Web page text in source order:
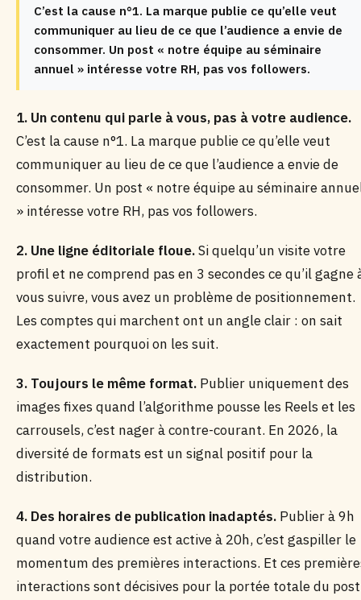
C’est la cause n°1. La marque publie ce qu’elle veut
communiquer au lieu de ce que l’audience a envie de
consommer. Un post « notre équipe au séminaire
annuel » intéresse votre RH, pas vos followers.
1. Un contenu qui parle à vous, pas à votre audience.
C’est la cause n°1. La marque publie ce qu’elle veut
communiquer au lieu de ce que l’audience a envie de
consommer. Un post « notre équipe au séminaire
» intéresse votre RH, pas vos followers.
2. Une ligne éditoriale floue.Si quelqu’un visite votre
profil et ne comprend pas en 3 secondes ce qu’il gagne
vous suivre, vous avez un problème de positionnement.
Les comptes qui marchent ont un angle clair : on sait
exactement pourquoi on les suit.
3. Toujours le même format. Publier uniquement des
images fixes quand l’algorithme pousse les Reels et les
carrousels, c’est nager à contre-courant. En 2026, la
diversité de formats est un signal positif pour la
distribution.
4. Des horaires de publication inadaptés. Publier à 9h
quand votre audience est active à 20h, c’est gaspiller le
momentum des premières interactions. Et ces
interactions sont décisives pour la portée totale du